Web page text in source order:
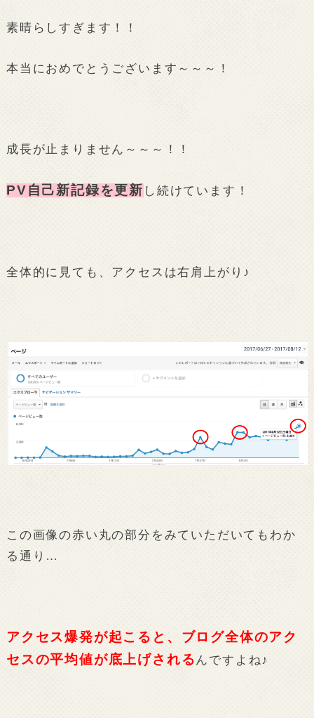
素晴らしすぎます！！
本当におめでとうございます～～～！
成長が止まりません～～～！！
PV自己新記録を更新 し続けています！
全体的に見ても、アクセスは右肩上がり♪
この画像の赤い丸の部分をみていただいてもわか
る通り…
アクセス爆発が起こると、ブログ全体のアク
セスの平均値が底上げされる んですよね♪